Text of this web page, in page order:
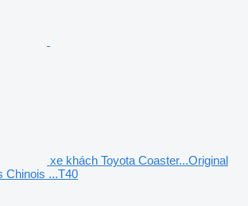
xe khách Toyota Coaster...Original
Chinois ...T40